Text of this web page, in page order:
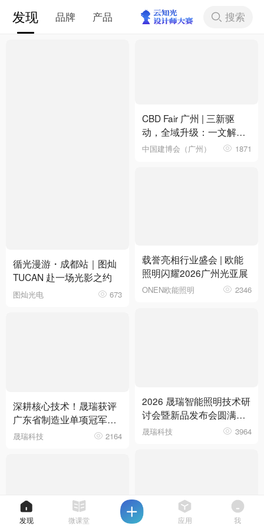
发现 品牌 产品 搜索
下拉刷新
循光漫游・成都站｜图灿
TUCAN 赴一场光影之约
图灿光电 673
深耕核心技术！晟瑞获评
广东省制造业单项冠军企
业
晟瑞科技 2164
CBD Fair 广州 | 三新驱
动，全域升级：一文解锁
第28届中国建博会（广
中国建博会（广州） 1871
载誉亮相行业盛会 | 欧能
照明闪耀2026广州光亚展
ONEN欧能照明 2346
2026 晟瑞智能照明技术研
讨会暨新品发布会圆满落
幕
晟瑞科技 3964
发现 微课堂 应用 我